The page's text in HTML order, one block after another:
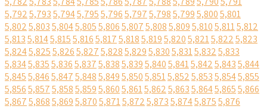
5,7925,7935,7945,7955,7965,7975,7985,7995,8005,801
5,8025,8035,8045,8055,8065,8075,8085,8095,8105,8115,812
5,8135,8145,8155,8165,8175,8185,8195,8205,8215,8225,823
5,8245,8255,8265,8275,8285,8295,8305,8315,8325,833
5,8345,8355,8365,8375,8385,8395,8405,8415,8425,8435,844
5,8455,8465,8475,8485,8495,8505,8515,8525,8535,8545,855
5,8565,8575,8585,8595,8605,8615,8625,8635,8645,8655,866
5,8675,8685,8695,8705,8715,8725,8735,8745,8755,876